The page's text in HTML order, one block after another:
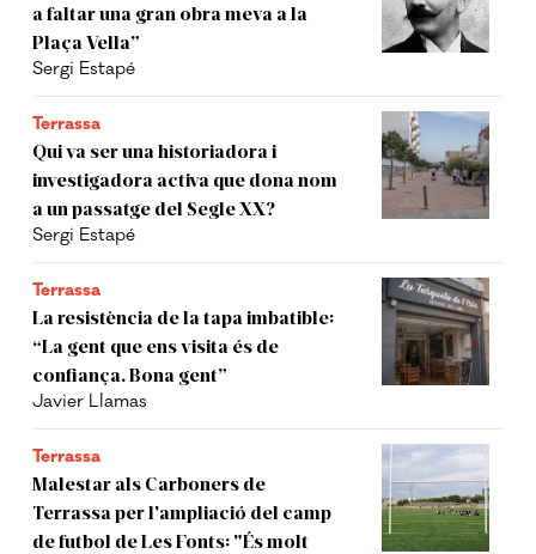
a faltar una gran obra meva a la
Plaça Vella”
Sergi Estapé
Terrassa
Qui va ser una historiadora i
investigadora activa que dona nom
a un passatge del Segle XX?
Sergi Estapé
Terrassa
La resistència de la tapa imbatible:
“La gent que ens visita és de
confiança. Bona gent”
Javier Llamas
Terrassa
Malestar als Carboners de
Terrassa per l'ampliació del camp
de futbol de Les Fonts: "És molt